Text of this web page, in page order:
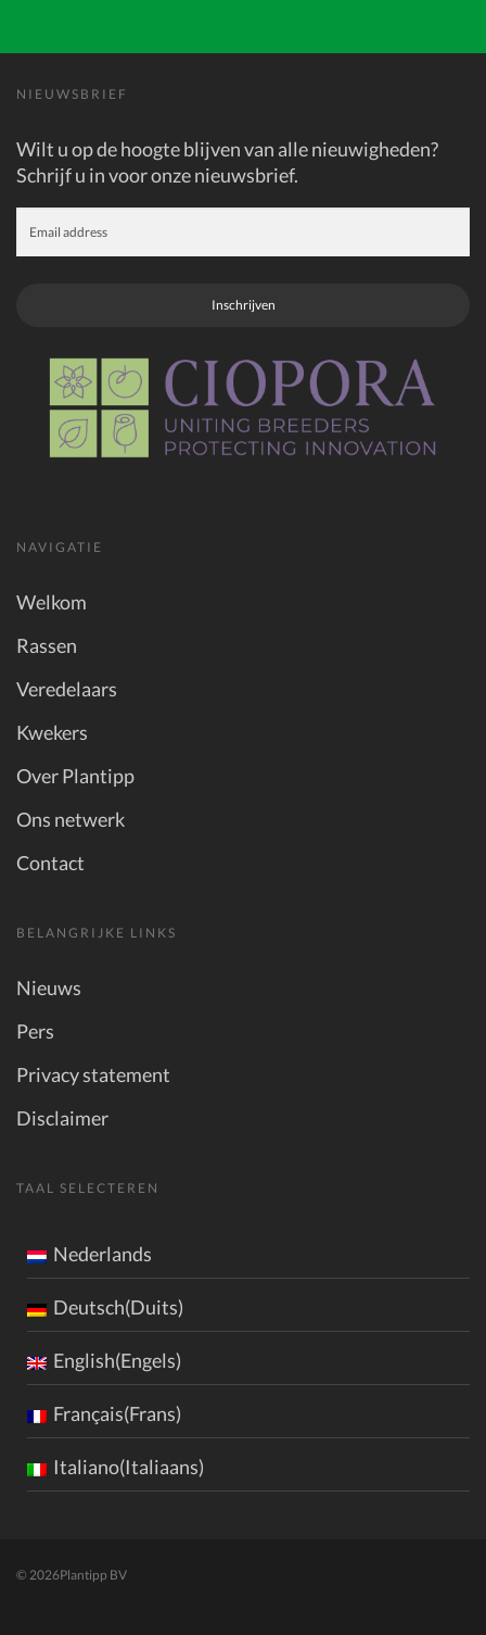
NIEUWSBRIEF
Wilt u op de hoogte blijven van alle nieuwigheden?
Schrijf u in voor onze nieuwsbrief.
Inschrijven
NAVIGATIE
Welkom
Rassen
Veredelaars
Kwekers
Over Plantipp
Ons netwerk
Contact
BELANGRIJKE LINKS
Nieuws
Pers
Privacy statement
Disclaimer
TAAL SELECTEREN
Nederlands
Deutsch(Duits)
English(Engels)
Français(Frans)
Italiano(Italiaans)
© 2026Plantipp BV